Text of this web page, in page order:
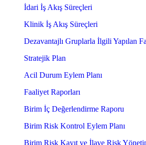
İdari İş Akış Süreçleri
Klinik İş Akış Süreçleri
Dezavantajlı Gruplarla İlgili Yapılan
Stratejik Plan
Acil Durum Eylem Planı
Faaliyet Raporları
Birim İç Değerlendirme Raporu
Birim Risk Kontrol Eylem Planı
Birim Risk Kayıt ve İlave Risk